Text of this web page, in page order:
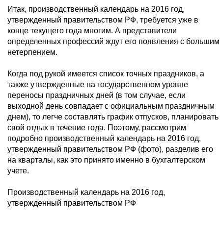
Итак, производственный календарь на 2016 год,
утвержденный правительством РФ, требуется уже в
конце текущего года многим. А представители
определенных профессий ждут его появления с большим
нетерпением.
Когда под рукой имеется список точных праздников, а
также утвержденные на государственном уровне
переносы праздничных дней (в том случае, если
выходной день совпадает с официальным праздничным
днем), то легче составлять график отпусков, планировать
свой отдых в течение года. Поэтому, рассмотрим
подробно производственный календарь на 2016 год,
утвержденный правительством РФ (фото), разделив его
на кварталы, как это принято именно в бухгалтерском
учете.
Производственный календарь на 2016 год,
утвержденный правительством РФ